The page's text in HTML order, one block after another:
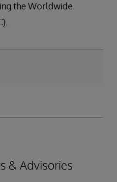
the Worldwide
& Advisories